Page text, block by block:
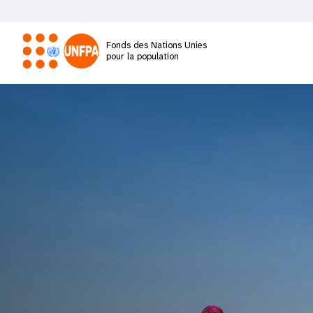
contenu
principal
Fonds des Nations Unies
pour la population
M